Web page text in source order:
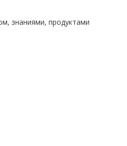
знаниями, продуктами